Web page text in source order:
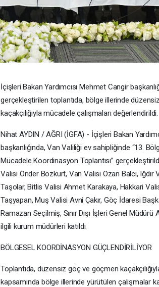
İçişleri Bakan Yardımcısı Mehmet Cangir
gerçekleştirilen toplantıda, bölge illerinde
kaçakçılığıyla mücadele çalışmaları değerlendirildi.
Nihat AYDIN / AĞRI (İGFA) - İçişleri Bakan
başkanlığında, Van Valiliği ev sahipliğinde “13.
Mücadele Koordinasyon Toplantısı”
Valisi Önder Bozkurt, Van Valisi Ozan Balcı, Iğdır
Taşolar, Bitlis Valisi Ahmet Karakaya, Hakkari
Taşyapan, Muş Valisi Avni Çakır, Göç İdaresi
Ramazan Seçilmiş, Sınır Dışı İşleri Genel
ilgili kurum müdürleri katıldı.
BÖLGESEL KOORDİNASYON GÜÇLENDİRİLİYOR
Toplantıda, düzensiz göç ve göçmen
kapsamında bölge illerinde yürütülen çalışmalar